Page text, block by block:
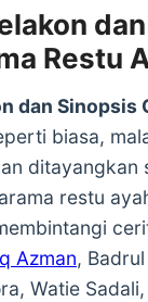
Restu
dan Sinopsis
biasa,
ditayangkan
restu
Azman,
Watie